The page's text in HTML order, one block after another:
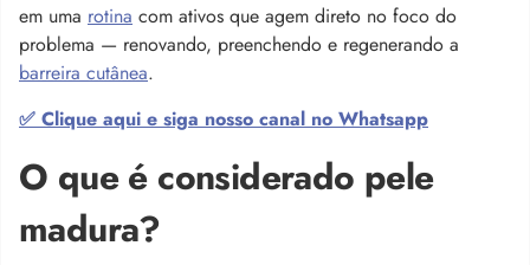
em uma rotina com ativos que agem direto no foco do
problema — renovando, preenchendo e regenerando a
barreira cutânea.
✅ Clique aqui e siga nosso canal no Whatsapp
O que é considerado pele
madura?